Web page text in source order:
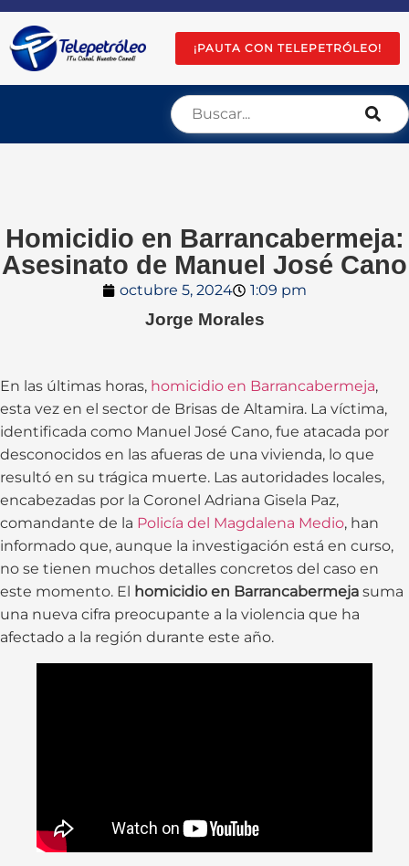
¡PAUTA CON TELEPETRÓLEO!
Homicidio en Barrancabermeja:
Asesinato de Manuel José Cano
octubre 5, 2024 1:09 pm
Jorge Morales
En las últimas horas, homicidio en Barrancabermeja,
esta vez en el sector de Brisas de Altamira. La víctima,
identificada como Manuel José Cano, fue atacada por
desconocidos en las afueras de una vivienda, lo que
resultó en su trágica muerte. Las autoridades locales,
encabezadas por la Coronel Adriana Gisela Paz,
comandante de la Policía del Magdalena Medio, han
informado que, aunque la investigación está en curso,
no se tienen muchos detalles concretos del caso en
este momento. El homicidio en Barrancabermeja suma
una nueva cifra preocupante a la violencia que ha
afectado a la región durante este año.